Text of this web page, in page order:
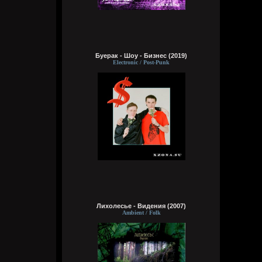
делах. панки просто бомбы
Кукуня
Вчера в 21:36:44
Цитата: Wirtuozik
ещё и вместо мозга вставили мощный
ты хотел сказать в место, где должен
Вчера в 20:40:37
А если бы мне ещё и вместо мозга
вставили мощный компьют, то ч бы еще и
Буерак - Шоу - Бизнес (2019)
Electronic / Post-Punk
Лихолесье - Видения (2007)
Ambient / Folk